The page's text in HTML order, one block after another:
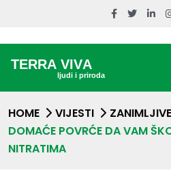
HOME VIJESTI
DOMAĆE POVRĆE DA VAM
NITRATIMA